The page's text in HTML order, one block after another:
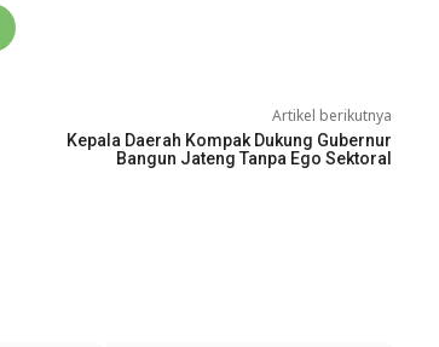
Artikel berikutnya
Kepala Daerah Kompak Dukung Gubernur
Bangun Jateng Tanpa Ego Sektoral